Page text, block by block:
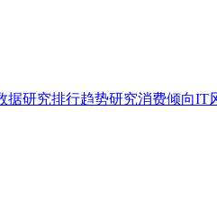
据研究排行趋势研究消费倾向IT